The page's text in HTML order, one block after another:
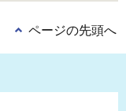
ページの先頭へ